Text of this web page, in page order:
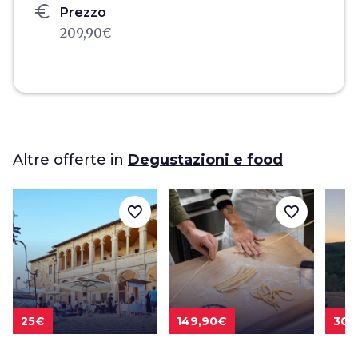
euro Prezzo
209,90€
Altre offerte in Degustazioni e food
25€
favorite_border
149,90€
favorite_border
30€